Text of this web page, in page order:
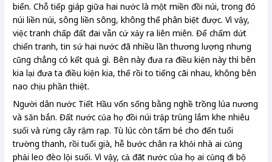
biển. Chỗ tiếp giáp giữa hai nước là một miền đồi núi, trong đó
núi liền núi, sông liền sông, không thể phân biệt được. Vì vậy,
việc tranh chấp đất đai vẫn cứ xảy ra liên miên. Để chấm dứt
chiến tranh, tin sứ hai nước đã nhiều lần thương lượng nhưng
cũng chẳng có kết quả gì. Bên này đưa ra điều kiện này thì bên
kia lại đưa ta điều kiện kia, thế rồi to tiếng cãi nhau, không bên
nao chịu phần thiệt.
Người dân nước Tiết Hầu vốn sống bằng nghề trồng lúa nương
và săn bắn. Đất nước của họ đồi núi trập trùng lắm khe nhiêu
suối và rừng cây rậm rạp. Tù lúc còn tấm bé cho đến tuổi
trường thanh, rồi tuổi già, hễ bước chân ra khỏi nhà ai củng
phải leo đèo lội suối. Vì vậy, cả đãt nước cùa họ ai củng đi bộ